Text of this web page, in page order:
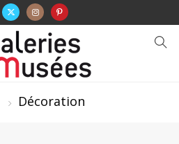
Décoration